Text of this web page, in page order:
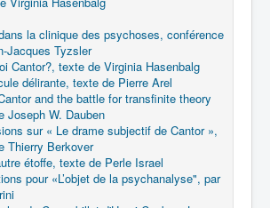
la clinique des psychoses, conférence
Jacques Tyzsler
Cantor?, texte de Virginia Hasenbalg
délirante, texte de Pierre Arel
and the battle for transfinite theory
Joseph W. Dauben
sur « Le drame subjectif de Cantor »,
Thierry Berkover
étoffe, texte de Perle Israel
pour «L’objet de la psychanalyse", par